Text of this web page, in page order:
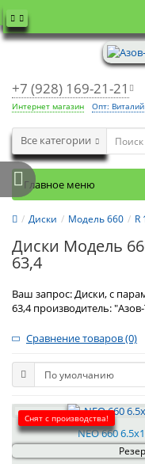
+7 (928) 169-21-21
Интернет магазин Опт: Виталий
Все категории
Главное меню
Диски Модель 660 R
Диски Модель
63,4
Ваш запрос: Диски, с
63,4 производитель:
Сравнение товаров (0)
Снят с производства!
NEO 660